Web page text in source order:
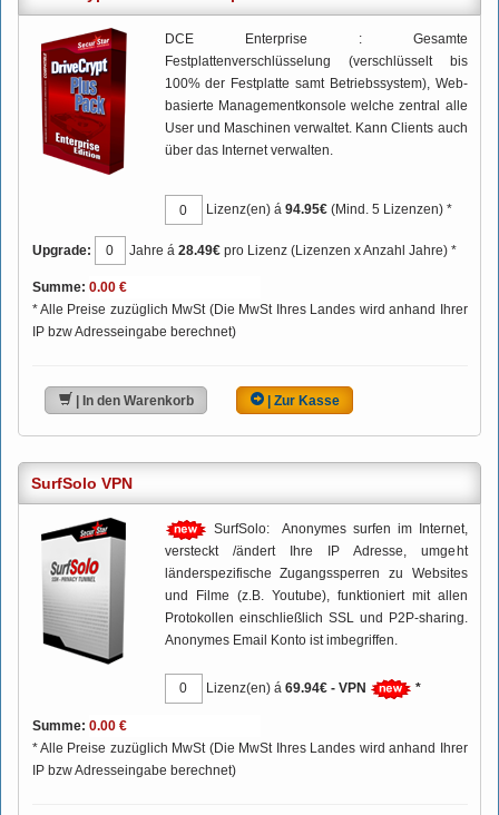
DCE Enterprise : Gesamte
Festplattenverschlüsselung (verschlüsselt bis
100% der Festplatte samt Betriebssystem), Web-
basierte Managementkonsole welche zentral alle
User und Maschinen verwaltet. Kann Clients auch
über das Internet verwalten.
Lizenz(en) á 94.95€ (Mind. 5 Lizenzen) *
Upgrade: Jahre á28.49€ pro Lizenz (Lizenzen x Anzahl Jahre) *
Summe:
* Alle Preise zuzüglich MwSt (Die MwSt Ihres Landes wird anhand Ihrer
IP bzw Adresseingabe berechnet)
| In den Warenkorb | Zur Kasse
SurfSolo VPN
SurfSolo: Anonymes surfen im Internet,
versteckt /ändert Ihre IP Adresse, umgeht
länderspezifische Zugangssperren zu Websites
und Filme (z.B. Youtube), funktioniert mit allen
Protokollen einschließlich SSL und P2P-sharing.
Anonymes Email Konto ist imbegriffen.
Lizenz(en) á 69.94€ - VPN *
Summe:
* Alle Preise zuzüglich MwSt (Die MwSt Ihres Landes wird anhand Ihrer
IP bzw Adresseingabe berechnet)